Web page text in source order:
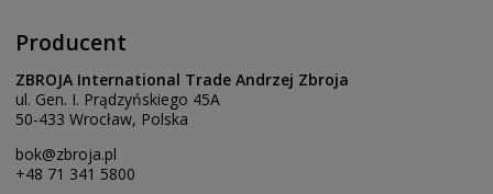
Producent
ZBROJA International Trade Andrzej Zbroja
ul. Gen. I. Prądzyńskiego 45A
50-433 Wrocław, Polska
bok@zbroja.pl
+48 71 341 5800